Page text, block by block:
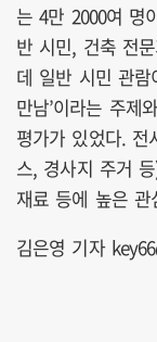
는 4만 2000여 명
반 시민, 건축 전
데 일반 시민 관람
만남’이라는 주제
평가가 있었다. 전
스, 경사지 주거
재료 등에 높은 관
김은영 기자